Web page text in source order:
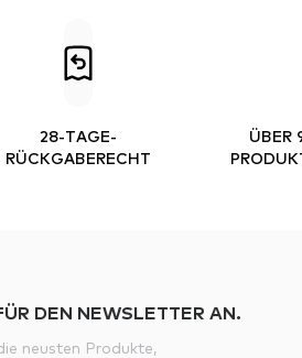
28-TAGE-
RÜCKGABERECHT
ÜBER
DEN NEWSLETTER AN.
neusten Produkte,